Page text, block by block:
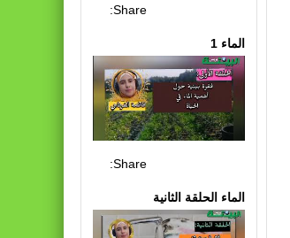
Share:
الماء 1
Share:
الماء الحلقة الثانية